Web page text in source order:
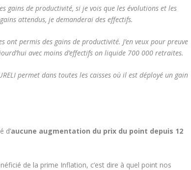
gains de productivité, si je vois que les évolutions et les
attendus, je demanderai des effectifs.
ont permis des gains de productivité. J’en veux pour preuve
avec moins d’effectifs on liquide 700 000 retraites.
permet dans toutes les caisses où il est déployé un gain
d’aucune augmentation du prix du point depuis 12
de la prime Inflation, c’est dire à quel point nos